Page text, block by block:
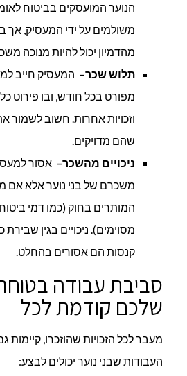
הנוער המועסקים בביטוח
משולמים על ידי המעסיק, אך
מהדמיון יכול להיות מנוכה
תלוש שכר– המעסיק חייב
מפורט בכל חודש, ובו פירוט
וזכויות אחרות. חשוב לשמור
שהם מדויקים.
ניכויים מהשכר– אסור
משכרם של בני נוער אלא אם
המותרים בחוק (כמו דמי
מסוימים). ניכויים בגין שבירת
קנסות הם אסורים בהחלט.
סביבת עבודה
שלכם קודמת לכל
מעבר לכל הזכויות שהוזכרו, קיימות
העבודות שבני נוער יכולים לבצע: